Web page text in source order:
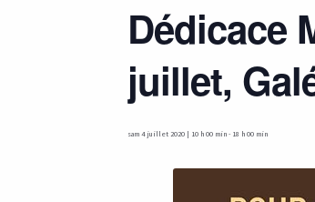
Dédicace
juillet,
sam 4 juillet 2020 | 10 h 00 min - 18 h 00 min